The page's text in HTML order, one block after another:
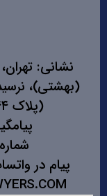
نشانی: تهران،
(بهشتی)،
(پلاک ۲۲۴۴)، طبقه سوم، واحد ۳۰۳
پیامگیر
شماره
پیام در واتساپ و